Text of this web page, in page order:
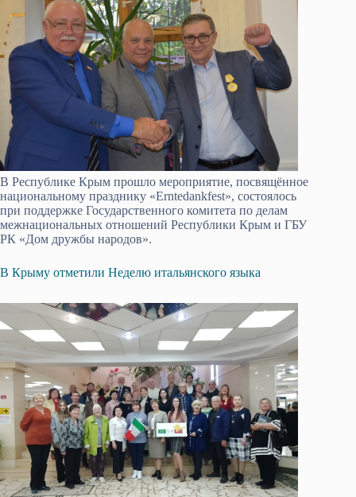
В Республике Крым прошло мероприятие, посвящённое
национальному празднику «Erntedankfest», состоялось
при поддержке Государственного комитета по делам
межнациональных отношений Республики Крым и ГБУ
РК «Дом дружбы народов».
В Крыму отметили Неделю итальянского языка